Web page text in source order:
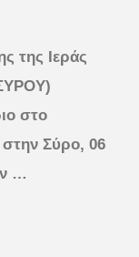
της Ιεράς
στο
Σύρο, 06
…